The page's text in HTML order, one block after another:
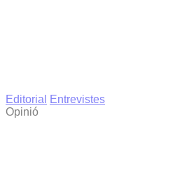
Editorial
Entrevistes
Opinió